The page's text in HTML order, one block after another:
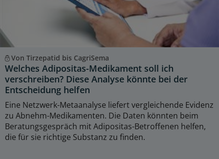
Von Tirzepatid bis CagriSema
Welches Adipositas-Medikament soll ich
verschreiben? Diese Analyse könnte bei der
Entscheidung helfen
Eine Netzwerk-Metaanalyse liefert vergleichende Evidenz
zu Abnehm-Medikamenten. Die Daten könnten beim
Beratungsgespräch mit Adipositas-Betroffenen helfen,
die für sie richtige Substanz zu finden.